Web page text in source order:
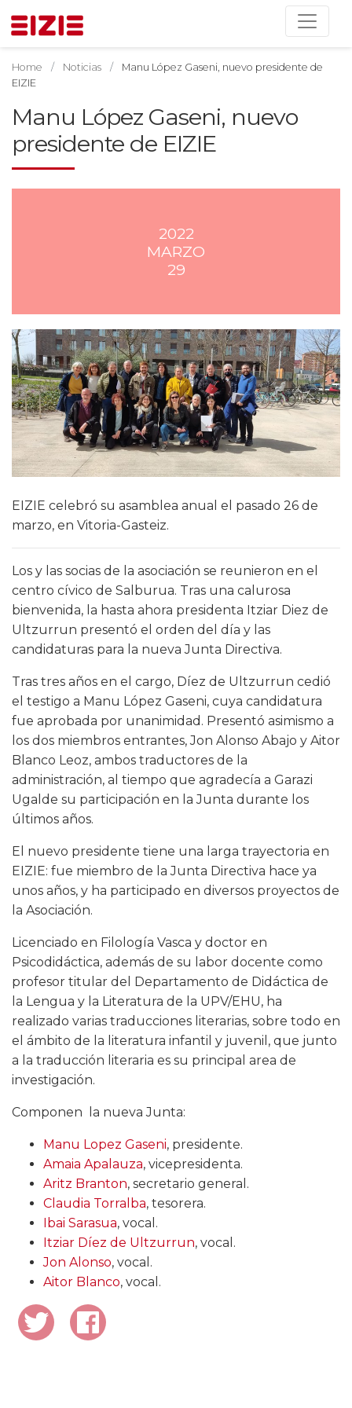
Home Noticias
Manu López Gaseni, nuevo presidente de
EIZIE
Manu López Gaseni, nuevo
presidente de EIZIE
2022
MARZO
29
EIZIE celebró su asamblea anual el pasado 26 de
marzo, en Vitoria-Gasteiz.
Los y las socias de la asociación se reunieron en el
centro cívico de Salburua. Tras una calurosa
bienvenida, la hasta ahora presidenta Itziar Diez de
Ultzurrun presentó el orden del día y las
candidaturas para la nueva Junta Directiva.
Tras tres años en el cargo, Díez de Ultzurrun cedió
el testigo a Manu López Gaseni, cuya candidatura
fue aprobada por unanimidad. Presentó asimismo a
los dos miembros entrantes, Jon Alonso Abajo y Aitor
Blanco Leoz, ambos traductores de la
administración, al tiempo que agradecía a Garazi
Ugalde su participación en la Junta durante los
últimos años.
El nuevo presidente tiene una larga trayectoria en
EIZIE: fue miembro de la Junta Directiva hace ya
unos años, y ha participado en diversos proyectos de
la Asociación.
Licenciado en Filología Vasca y doctor en
Psicodidáctica, además de su labor docente como
profesor titular del Departamento de Didáctica de
la Lengua y la Literatura de la UPV/EHU, ha
realizado varias traducciones literarias, sobre todo en
el ámbito de la literatura infantil y juvenil, que junto
a la traducción literaria es su principal area de
investigación.
Componen la nueva Junta:
Manu Lopez Gaseni, presidente.
Amaia Apalauza, vicepresidenta.
Aritz Branton, secretario general.
Claudia Torralba, tesorera.
Ibai Sarasua, vocal.
Itziar Díez de Ultzurrun, vocal.
Jon Alonso, vocal.
Aitor Blanco, vocal.